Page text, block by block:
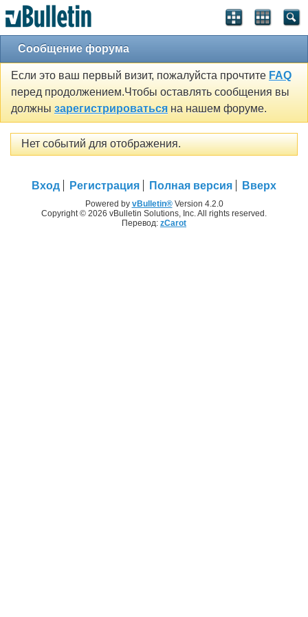
Сообщение форума
Если это ваш первый визит, пожалуйста прочтите FAQ
перед продолжением.Чтобы оставлять сообщения вы
должны зарегистрироваться на нашем форуме.
Нет событий для отображения.
Вход Регистрация Полная версия Вверх
Powered by vBulletin®Version 4.2.0
Copyright © 2026 vBulletin Solutions, Inc. All rights reserved.
Перевод: zCarot